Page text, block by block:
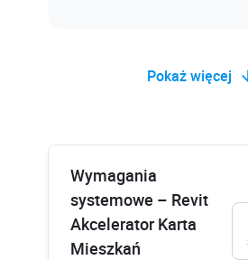
Baza wiedzy
Blisko 2500 rozwiązanych
projektowych, a także
instalacją i błędami
wadliwie działającym
Pokaż więcej
Wymagania
systemowe – Revit
Akcelerator Karta
Mieszkań